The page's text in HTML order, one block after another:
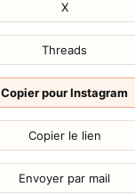
X
Threads
Copier pour Instagram
Copier le lien
Envoyer par mail